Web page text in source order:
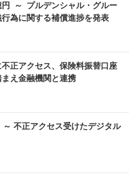
～ プルデンシャル・グルー
為に関する補償進捗を発表
正アクセス、保険料振替口座
え金融機関と連携
不正アクセス受けたデジタル